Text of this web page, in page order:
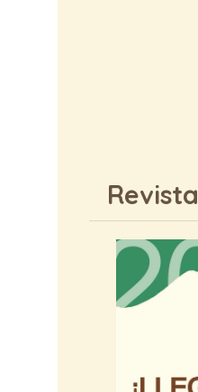
Revista